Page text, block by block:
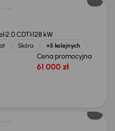
2.0 CDTI128 kW
Skóra +5 kolejnych
Cena promocyjna
61 000 zł